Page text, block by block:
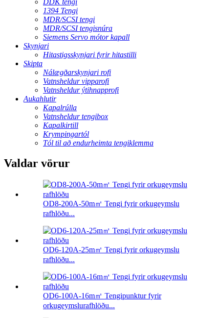
1394 Tengi
MDR/SCSI tengi
MDR/SCSI tengisnúra
Siemens Servo mótor kapall
Skynjari
Hitastigsskynjari fyrir hitastilli
Skipta
Nálægðarskynjari rofi
Vatnsheldur vipparofi
Vatnsheldur ýtihnapprofi
Aukahlutir
Kapalrúlla
Vatnsheldur tengibox
Kapalkirtill
Krympingartól
Tól til að endurheimta tengiklemma
Valdar vörur
OD8-200A-50m㎡ Tengi fyrir orkugeymslu
rafhlöðu...
OD6-120A-25m㎡ Tengi fyrir orkugeymslu
rafhlöðu...
OD6-100A-16m㎡ Tengipunktur fyrir
orkugeymslurafhlöðu...